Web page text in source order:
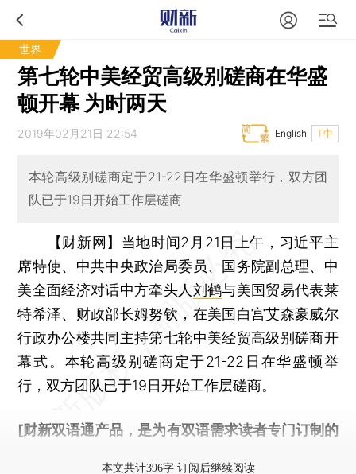
世界
第七轮中美经贸高级别磋商在华盛
顿开幕 为时两天
2019年02月21日 22:54 T中
English
本轮高级别磋商定于21-22日在华盛顿举行，双方团
队已于19日开始工作层磋商
【财新网】 当地时间2月21日上午，习近平主
席特使、中共中央政治局委员、国务院副总理、中
美全面经济对话中方牵头人 刘鹤与美国贸易代表莱
特希泽、财政部长姆努钦，在美国白宫艾森豪威尔
行政办公楼共同主持第七轮中美经贸高级别磋商开
幕式。本轮高级别磋商定于21-22日在华盛顿举
行，双方团队已于19日开始工作层磋商。
[财新双语通产品，是为有双语需求读者专门订制的
本文共计396字 订阅后继续阅读